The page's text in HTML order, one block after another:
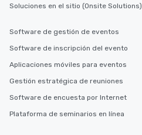
Soluciones en el sitio (Onsite Solutions)
Software de gestión de eventos
Software de inscripción del evento
Aplicaciones móviles para eventos
Gestión estratégica de reuniones
Software de encuesta por Internet
Plataforma de seminarios en línea